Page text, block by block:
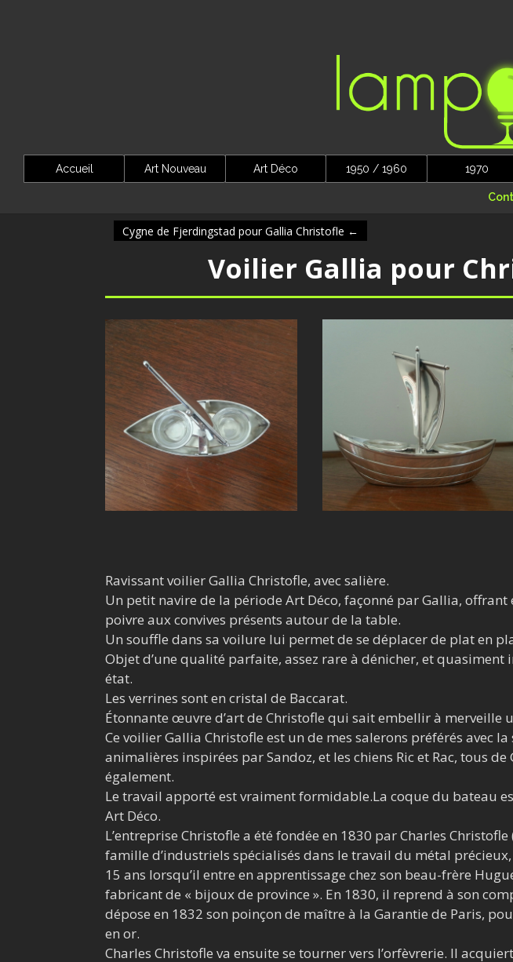
Accueil Art Nouveau Art Déco 1950 / 1960 1970
Cygne de Fjerdingstad pour Gallia Christofle ←
Voilier Gallia pour
Ravissant voilier Gallia Christofle, avec salière.
Un petit navire de la période Art Déco, façonné par Gallia, offrant
poivre aux convives présents autour de la table.
Un souffle dans sa voilure lui permet de se déplacer de plat en
Objet d’une qualité parfaite, assez rare à dénicher, et quasiment
état.
Les verrines sont en cristal de Baccarat.
Étonnante œuvre d’art de Christofle qui sait embellir à merveille
Ce voilier Gallia Christofle est un de mes salerons préférés avec la
animalières inspirées par Sandoz, et les chiens Ric et Rac, tous de
également.
Le travail apporté est vraiment formidable.La coque du bateau
Art Déco.
L’entreprise Christofle a été fondée en 1830 par Charles Christofle
famille d’industriels spécialisés dans le travail du métal
15 ans lorsqu’il entre en apprentissage chez son beau-frère
fabricant de « bijoux de province ». En 1830, il reprend à son
dépose en 1832 son poinçon de maître à la Garantie de Paris,
en or.
Charles Christofle va ensuite se tourner vers l’orfèvrerie. Il